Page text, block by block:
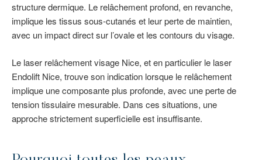
structure dermique. Le relâchement profond, en revanche,
implique les tissus sous-cutanés et leur perte de maintien,
avec un impact direct sur l’ovale et les contours du visage.
Le laser relâchement visage Nice, et en particulier le laser
Endolift Nice, trouve son indication lorsque le relâchement
implique une composante plus profonde, avec une perte de
tension tissulaire mesurable. Dans ces situations, une
approche strictement superficielle est insuffisante.